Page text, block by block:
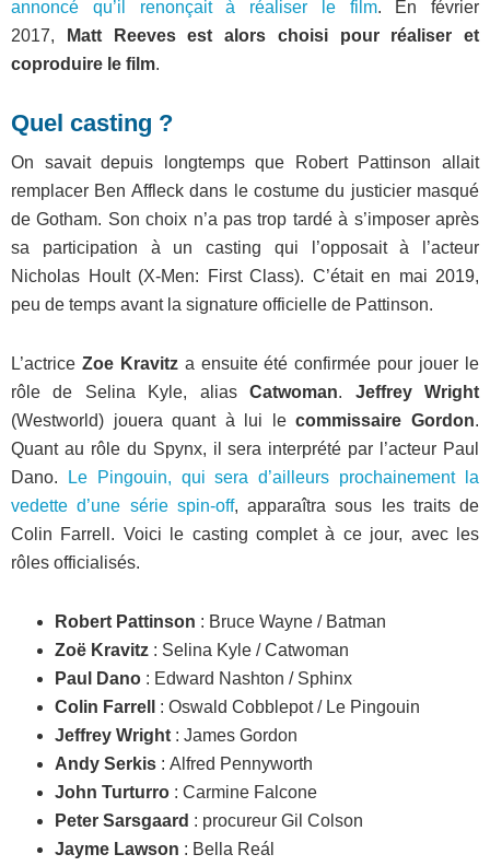
annoncé qu’il renonçait à réaliser le film. En février
2017,
Matt Reeves est alors choisi pour réaliser et
coproduire le film.
Quel casting ?
On savait depuis longtemps que Robert Pattinson allait
remplacer Ben Affleck dans le costume du justicier masqué
de Gotham. Son choix n’a pas trop tardé à s’imposer après
sa participation à un casting qui l’opposait à l’acteur
Nicholas Hoult (X-Men: First Class). C’était en mai 2019,
peu de temps avant la signature officielle de Pattinson.
L’actrice Zoe Kravitza ensuite été confirmée pour jouer le
rôle de Selina Kyle, aliasCatwoman. Jeffrey Wright
(Westworld) jouera quant à lui lecommissaire Gordon.
Quant au rôle du Spynx, il sera interprété par l’acteur Paul
Dano.
Le Pingouin, qui sera d’ailleurs prochainement la
vedette d’une série spin-off, apparaîtra sous les traits de
Colin Farrell. Voici le casting complet à ce jour, avec les
rôles officialisés.
Robert Pattinson : Bruce Wayne / Batman
Zoë Kravitz : Selina Kyle / Catwoman
Paul Dano : Edward Nashton / Sphinx
Colin Farrell
: Oswald Cobblepot / Le Pingouin
Jeffrey Wright : James Gordon
Andy Serkis : Alfred Pennyworth
John Turturro : Carmine Falcone
Peter Sarsgaard : procureur Gil Colson
Jayme Lawson : Bella Reál